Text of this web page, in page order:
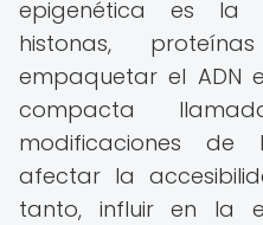
epigenética es la
histonas,
empaquetar el ADN
compacta
modificaciones de
afectar la
tanto, influir en la